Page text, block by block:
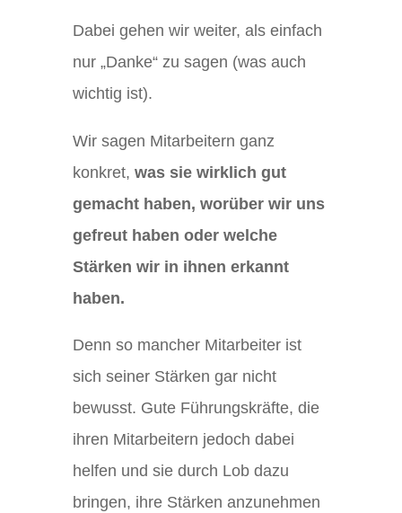
Dabei gehen wir weiter, als einfach
nur „Danke“ zu sagen (was auch
wichtig ist).
Wir sagen Mitarbeitern ganz
konkret, was sie wirklich gut
gemacht haben, worüber wir uns
gefreut haben oder welche
Stärken wir in ihnen erkannt
haben.
Denn so mancher Mitarbeiter ist
sich seiner Stärken gar nicht
bewusst. Gute Führungskräfte, die
ihren Mitarbeitern jedoch dabei
helfen und sie durch Lob dazu
bringen, ihre Stärken anzunehmen